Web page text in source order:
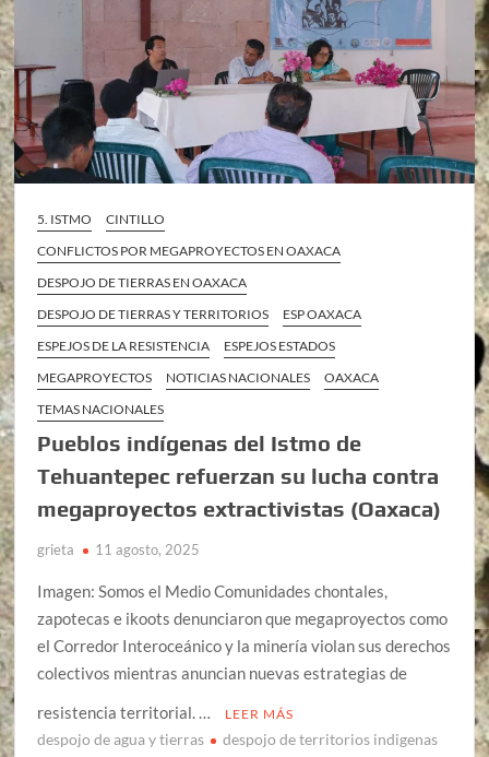
5. ISTMO
CINTILLO
CONFLICTOS POR MEGAPROYECTOS EN OAXACA
DESPOJO DE TIERRAS EN OAXACA
DESPOJO DE TIERRAS Y TERRITORIOS
ESP OAXACA
ESPEJOS DE LA RESISTENCIA
ESPEJOS ESTADOS
MEGAPROYECTOS
NOTICIAS NACIONALES
OAXACA
TEMAS NACIONALES
Pueblos indígenas del Istmo de
Tehuantepec refuerzan su lucha contra
megaproyectos extractivistas (Oaxaca)
grieta 11 agosto, 2025
Imagen: Somos el Medio Comunidades chontales,
zapotecas e ikoots denunciaron que megaproyectos como
el Corredor Interoceánico y la minería violan sus derechos
colectivos mientras anuncian nuevas estrategias de
resistencia territorial. …
LEER MÁS
despojo de agua y tierras
despojo de territorios indigenas